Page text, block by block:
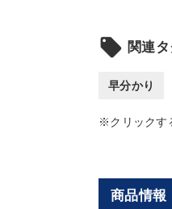
local_offer 関連
早分かり
※クリックす
商品情報